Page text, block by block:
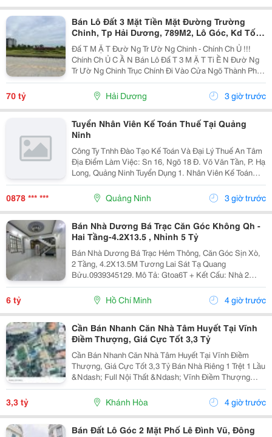
Bán Lô Đất 3 Mặt Tiền Mặt Đường Trường
Chinh, Tp Hải Dương, 789M2, Lô Góc, Kd Tốt,
Vị Trí Đẹp
Đấ T M Ặ T Đườ Ng Tr Ườ Ng Chinh - Chính Ch Ủ !!!
Chính Ch Ủ C Ầ N Bán Lô Đấ T 3 M Ặ T Ti Ề N Đườ Ng
Tr Ườ Ng Chinh Trục Chính Đi Vào Cửa Ngõ Thành Ph Ố
H Ả I D Ươ Ng - Di Ệ N Tích 789M2, Lô Góc 3 M Ặ T Ti Ề
70 tỷ Hải Dương 3 giờ trước
Tuyển Nhân Viên Kế Toán Thuế Tại Quảng
Ninh
Công Ty Tnhh Đào Tạo Kế Toán Và Đại Lý Thuế An Tâm
Địa Điểm Làm Việc: Sn 16, Ngõ 18 Đ. Võ Văn Tần, P. Hạ
Long, Quảng Ninh Tuyển Dụng 1. Nhân Viên Kế Toán
Thuế : 05 Mô Tả Công Việc: &Bull; Thực Hiện Các Công
Việc Liên Quan Đến Kế Toán Thuế...
0878 *** *** Quảng Ninh 3 giờ trước
Bán Nhà Dương Bá Trạc Căn Góc Không Qh -
Hai Tầng-4.2X13.5 , Nhỉnh 5 Tỷ
Bán Nhà Dương Bá Trạc Hẻm Thông, Căn Góc Sịn Xò,
2 Tầng, 4.2X13.5M Tương Lai Sát Tạ Quang
Bửu.0939345129. Mô Tả: Gtoa6T + Kết Cấu: Nhà 2
Tầng Btct Kiên Cố, 2 Phòng. + Vị Trí: Ngay Dương Bá
Trạc Thông Tạ Quang Bửu, Âu Dương Lân, Nguyễn Thị
Tần, Dạ...
6 tỷ Hồ Chí Minh 4 giờ trước
Cần Bán Nhanh Căn Nhà Tâm Huyết Tại Vĩnh
Điềm Thượng, Giá Cực Tốt 3,3 Tỷ
Cần Bán Nhanh Căn Nhà Tâm Huyết Tại Vĩnh Điềm
Thượng, Giá Cực Tốt 3,3 Tỷ Bán Nhà Riêng 1 Trệt 1 Lầu
&Ndash; Full Nội Thất &Ndash; Vĩnh Điềm Thượng
&Ndash; Gần 23/10 Vị Trí: Thôn Vĩnh Điềm Thượng,
Cách Đường 23/10 Chỉ 50M Hẻm Thông Thoáng, Kết...
3,3 tỷ Khánh Hòa 4 giờ trước
Bán Đất Lô Góc 2 Mặt Phố Lê Đình Vũ, Đông